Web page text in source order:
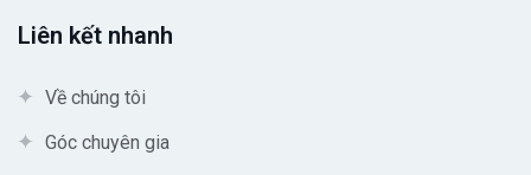
Liên kết nhanh
Về chúng tôi
Góc chuyên gia